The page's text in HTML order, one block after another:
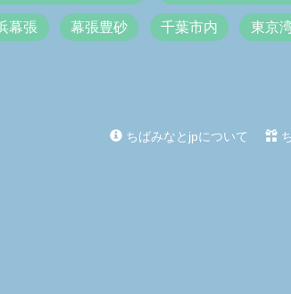
幕張 幕張豊砂 千葉市内 東京
ちばみなとjpについて